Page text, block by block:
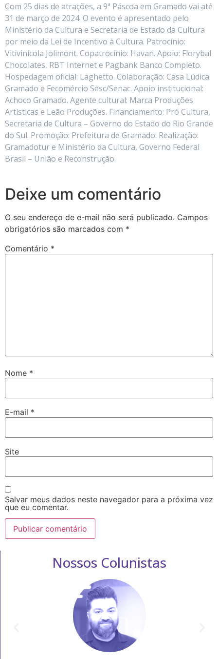
Com 25 dias de atrações, a 9ª Páscoa em Gramado vai até
31 de março de 2024. O evento é apresentado pelo
Ministério da Cultura e Secretaria de Estado da Cultura
por meio da Lei de Incentivo à Cultura. Patrocínio:
Vitivinícola Jolimont. Copatrocínio: Havan. Apoio: Florybal
Chocolates, RBT Internet e Pagbank Banco Completo.
Hospedagem oficial: Laghetto. Colaboração: Casa Lúdica
Gramado e Fecomércio Sesc/Senac. Apoio institucional:
Achoco Gramado. Agente cultural: Marca Produções
Artísticas e Leão Produções. Financiamento: Pró Cultura,
Secretaria de Cultura – Governo do Estado do Rio Grande
do Sul. Promoção: Prefeitura de Gramado. Realização:
Gramadotur e Ministério da Cultura, Governo Federal
Brasil – União e Reconstrução.
Deixe um comentário
O seu endereço de e-mail não será publicado. Campos
obrigatórios são marcados com *
Comentário *
Nome *
E-mail *
Site
Salvar meus dados neste navegador para a próxima vez
que eu comentar.
Nossos Colunistas